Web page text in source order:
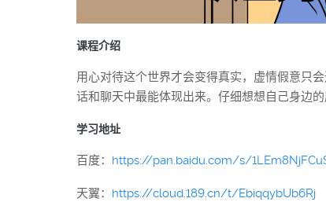
课程介绍
用心对待这个世界才会变得真实，虚情假意只
话和聊天中最能体现出来。仔细想想自己身边
学习地址
百度： https://pan.baidu.com/s/
天翼： https://cloud.189.cn/t/EbiqqybUb6Rj